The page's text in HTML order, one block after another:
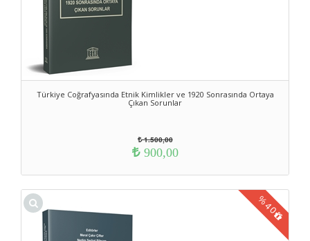
Türkiye Coğrafyasında Etnik Kimlikler ve 1920 Sonrasında Ortaya
Çıkan Sorunlar
1.500,00
900,00
%40